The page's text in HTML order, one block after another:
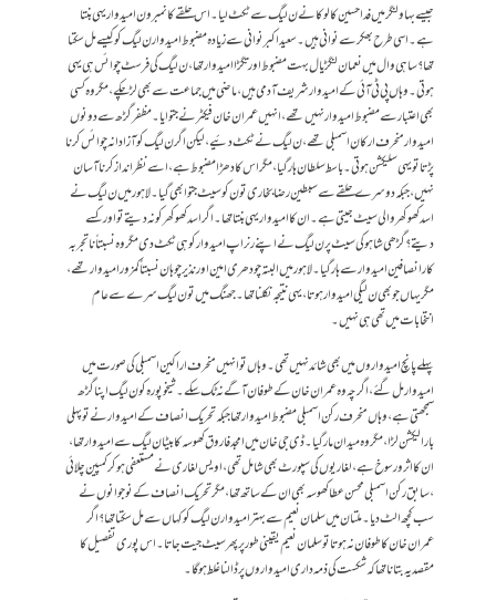
جیسے بہاولنگر میں فداحسین کالوکا نے ن لیگ سے ٹکٹ لیا۔اس حلقے کا نمبرون امیدوار یہی بنتا
ہے۔ اسی طرح بھکر سے نوانی ہیں۔ سعید اکبر نوانی سے زیادہ مضبوط امیدوار ن لیگ کو کیسے مل سکتا
تھا؟ساہی وال میں نعمان لنگڑیال بہت مضبوط اور تگڑا امیدوار تھا، ن لیگ کی فرسٹ چوائس ہی یہی
ہوتی۔وہاں پی ٹی آئی کے امیدوار شریف آدمی ہیں، ماضی میں جماعت سے بھی لڑ چکے، مگر وہ کسی
بھی اعتبار سے مضبوط امیدوار نہیں تھے، انہیں عمران خان فیکٹر نے جتوایا۔ مظفر گڑھ سے دونوں
امیدوار منحرف ارکان اسمبلی تھے، ن لیگ نے ٹکٹ دئیے، لیکن اگر ن لیگ کو آزادانہ چوائس کرنا
پڑتا تو یہی سلیکشن ہوتی۔ باسط سلطان ہار گیا، مگر اس کا دھڑا مضبوط ہے ،اسے نظرانداز کرنا آسان
نہیں، جبکہ دوسرے حلقے سے سبطین رضابخاری تو ن کو سیٹ جتوا بھی گیا۔ لاہور میں ن لیگ نے
اسد کھوکھر والی سیٹ جیتی ہے۔ ان کا امیدوار یہی بنتا تھا۔ اگر اسد کھوکھر کو نہ دیتے تو اور کسے
دیتے ؟گڑھی شاہو کی سیٹ پر ن لیگ نے اپنے رنر اپ امیدوار کو ہی ٹکٹ دی مگر وہ نسبتاً ناتجربہ
کار انصافین امیدوار سے ہار گیا۔ لاہور میں البتہ چودھری امین اور نذیر چوہان نسبتاً کمزور امیدوار تھے،
مگریہاں جو بھی ن لیگی امیدوار ہوتا، یہی نتیجہ نکلنا تھا۔ جھنگ میں تو ن لیگ سرے سے عام
انتخابات میں تھی ہی نہیں۔
پہلے پانچ امیدواروں میں بھی شائد نہیں تھی۔ وہاں تو انہیں منحرف اراکین اسمبلی کی صورت میں
امیدوار مل گئے، اگرچہ وہ عمران خان کے طوفان آگے نہ ٹک سکے۔ شیخوپورہ کو ن لیگ اپنا گڑھ
سمجھتی ہے، وہاں منحرف رکن اسمبلی مضبوط امیدوار تھا جبکہ تحریک انصاف کے امیدوار نے تو پہلی
بار الیکشن لڑا ، مگر وہ میدان مار گیا۔ ڈی جی خان میں امجد فاروق کھوسہ کا بیٹا ن لیگ سے امیدوار تھا،
ان کا اثرورسوخ ہے، لغاریوں کی سپورٹ بھی شامل تھی، اویس لغاری نے مستعفی ہو کر کمپین چلائی
، سابق رکن اسمبلی محسن عطا کھوسہ بھی ان کے ساتھ تھا، مگر تحریک انصاف کے نوجوانوں نے
سب کچھ الٹ دیا۔ ملتان میں سلمان نعیم سے بہتر امیدوار ن لیگ کو کہاں سے مل سکتا تھا؟ اگر
عمران خان کا طوفان نہ ہوتا تو سلمان نعیم یقینی طور پر پھر سیٹ جیت جاتا۔ اس پوری تفصیل کا
مقصد یہ بتانا تھا کہ شکست کی ذمہ داری امیدواروں پر ڈالنا غلط ہوگا۔